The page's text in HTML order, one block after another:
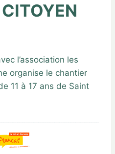
l’association les
organise le chantier
11 à 17 ans de Saint